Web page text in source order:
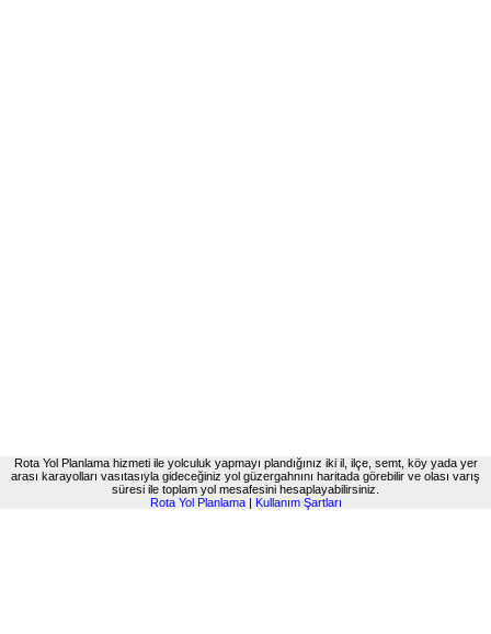
Rota Yol Planlama hizmeti ile yolculuk yapmayı plandığınız iki il, ilçe, semt, köy yada yer
arası karayolları vasıtasıyla gideceğiniz yol güzergahnını haritada görebilir ve olası varış
süresi ile toplam yol mesafesini hesaplayabilirsiniz.
Rota Yol Planlama| Kullanım Şartları